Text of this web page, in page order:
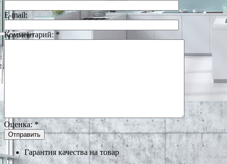
E-mail:
Комментарий: *
Оценка:*
Гарантия качества на товар